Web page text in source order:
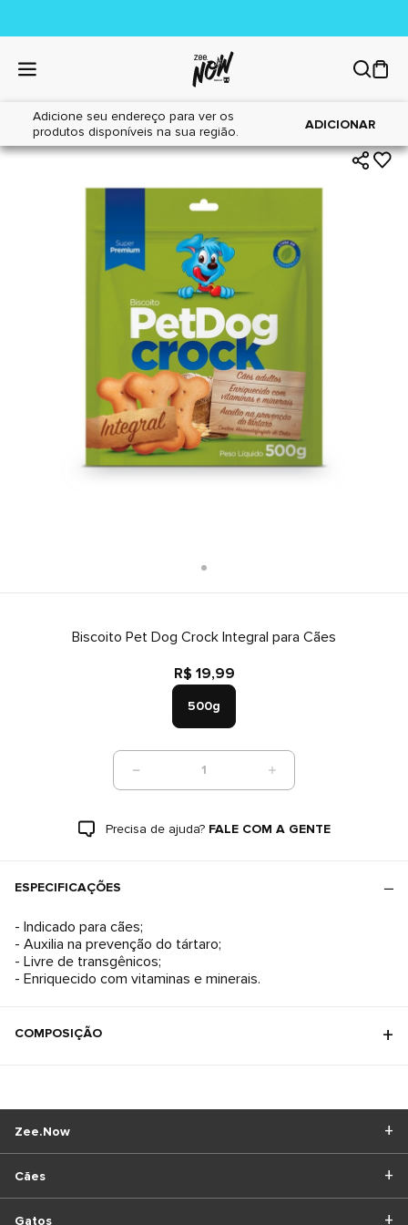
Adicione seu endereço para ver os
produtos disponíveis na sua região.
ADICIONAR
Home|Cães|Petiscos
Biscoito Pet Dog Crock Integral para Cães
R$ 19,99
500g
1
Precisa de ajuda? FALE COM A GENTE
ESPECIFICAÇÕES
- Indicado para cães;
- Auxilia na prevenção do tártaro;
- Livre de transgênicos;
- Enriquecido com vitaminas e minerais.
COMPOSIÇÃO
Cães
Gatos
Zee.Now